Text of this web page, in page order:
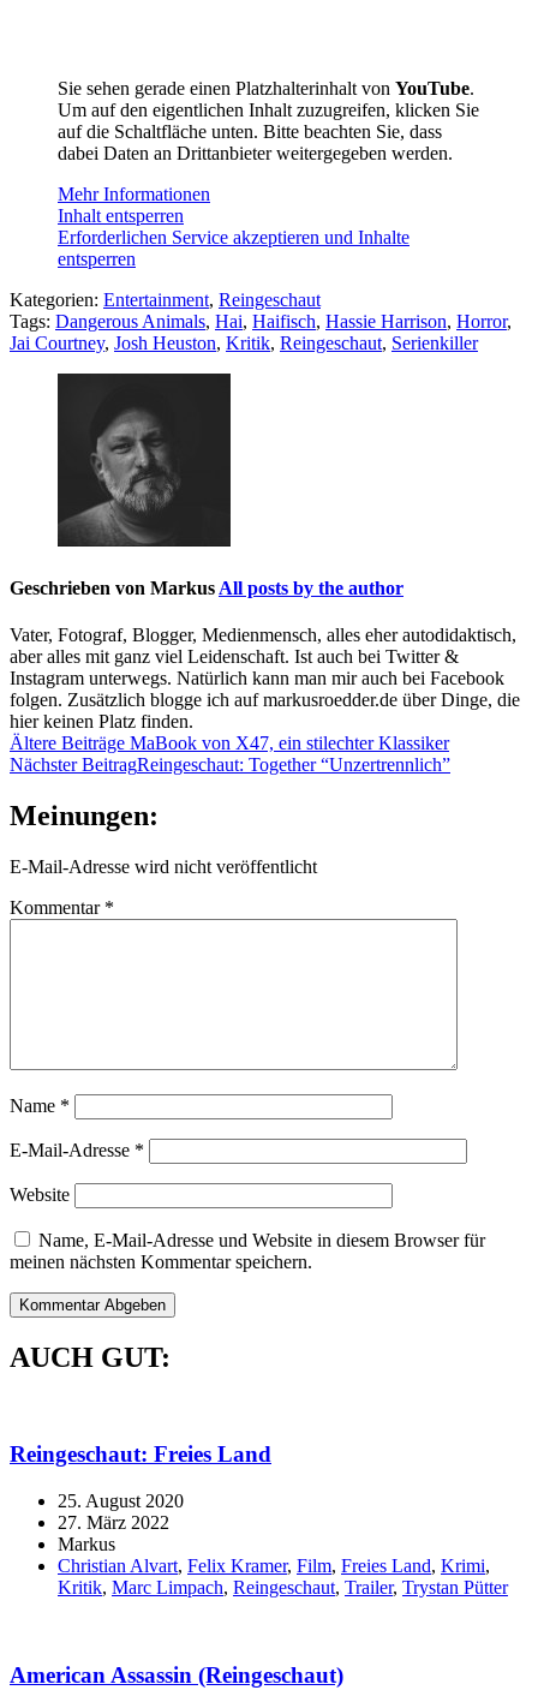
Sie sehen gerade einen Platzhalterinhalt von YouTube.
Um auf den eigentlichen Inhalt zuzugreifen, klicken Sie
auf die Schaltfläche unten. Bitte beachten Sie, dass
dabei Daten an Drittanbieter weitergegeben werden.
Mehr Informationen
Inhalt entsperren
Erforderlichen Service akzeptieren und Inhalte
entsperren
Kategorien: Entertainment, Reingeschaut
Tags: Dangerous Animals, Hai, Haifisch, Hassie Harrison, Horror,
Jai Courtney, Josh Heuston, Kritik, Reingeschaut, Serienkiller
Geschrieben von Markus All posts by the author
Vater, Fotograf, Blogger, Medienmensch, alles eher autodidaktisch,
aber alles mit ganz viel Leidenschaft. Ist auch bei Twitter &
Instagram unterwegs. Natürlich kann man mir auch bei Facebook
folgen. Zusätzlich blogge ich auf markusroedder.de über Dinge, die
hier keinen Platz finden.
Beitragsnavigation
Ältere Beiträge MaBook von X47, ein stilechter Klassiker
Nächster BeitragReingeschaut: Together “Unzertrennlich”
Meinungen:
E-Mail-Adresse wird nicht veröffentlicht
Kommentar *
Name *
E-Mail-Adresse *
Website
Name, E-Mail-Adresse und Website in diesem Browser für
meinen nächsten Kommentar speichern.
AUCH GUT:
Reingeschaut: Freies Land
25. August 2020
27. März 2022
Markus
Christian Alvart, Felix Kramer, Film, Freies Land, Krimi,
Kritik, Marc Limpach, Reingeschaut, Trailer, Trystan Pütter
American Assassin (Reingeschaut)